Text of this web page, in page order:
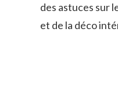
des astuces sur
et de la déco